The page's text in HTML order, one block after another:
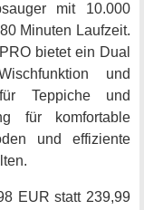
mit 10.000
Minuten Laufzeit.
bietet ein Dual
und
Teppiche und
für komfortable
und effiziente
EUR statt 239,99